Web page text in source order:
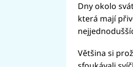
Dny okolo
která mají
Většina si